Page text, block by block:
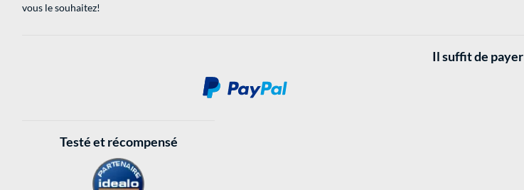
vous le souhaitez!
Il suffit de payer
Testé et récompensé